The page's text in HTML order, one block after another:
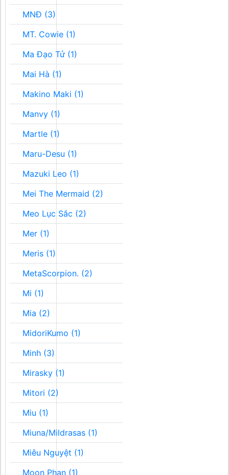
MNĐ (3)
MT. Cowie (1)
Ma Đạo Tử (1)
Mai Hà (1)
Makino Maki (1)
Manvy (1)
Martle (1)
Maru-Desu (1)
Mazuki Leo (1)
Mei The Mermaid (2)
Meo Lục Sắc (2)
Mer (1)
Meris (1)
MetaScorpion. (2)
Mi (1)
Mia (2)
MidoriKumo (1)
Minh (3)
Mirasky (1)
Mitori (2)
Miu (1)
Miuna/Mildrasas (1)
Miêu Nguyệt (1)
Moon Phan (1)